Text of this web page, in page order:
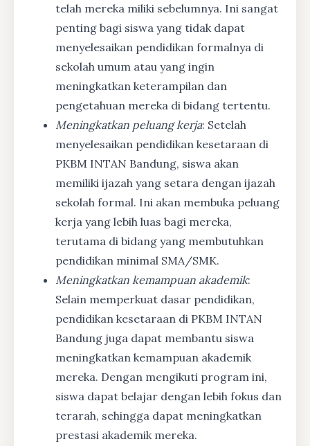
telah mereka miliki sebelumnya. Ini sangat
penting bagi siswa yang tidak dapat
menyelesaikan pendidikan formalnya di
sekolah umum atau yang ingin
meningkatkan keterampilan dan
pengetahuan mereka di bidang tertentu.
Meningkatkan peluang kerja: Setelah
menyelesaikan pendidikan kesetaraan di
PKBM INTAN Bandung, siswa akan
memiliki ijazah yang setara dengan ijazah
sekolah formal. Ini akan membuka peluang
kerja yang lebih luas bagi mereka,
terutama di bidang yang membutuhkan
pendidikan minimal SMA/SMK.
Meningkatkan kemampuan akademik:
Selain memperkuat dasar pendidikan,
pendidikan kesetaraan di PKBM INTAN
Bandung juga dapat membantu siswa
meningkatkan kemampuan akademik
mereka. Dengan mengikuti program ini,
siswa dapat belajar dengan lebih fokus dan
terarah, sehingga dapat meningkatkan
prestasi akademik mereka.